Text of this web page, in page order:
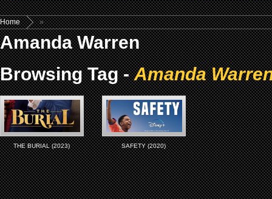
Home »
Amanda Warren
Browsing Tag -Amanda
THE BURIAL (2023) SAFETY (2020)